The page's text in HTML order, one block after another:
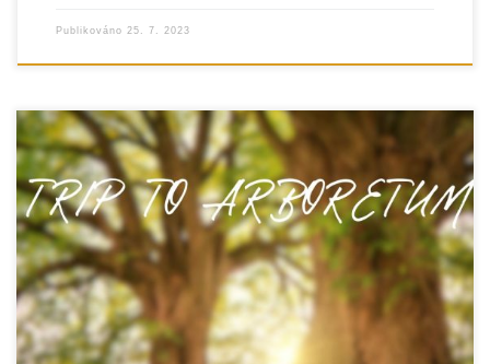
Publikováno 25. 7. 2023